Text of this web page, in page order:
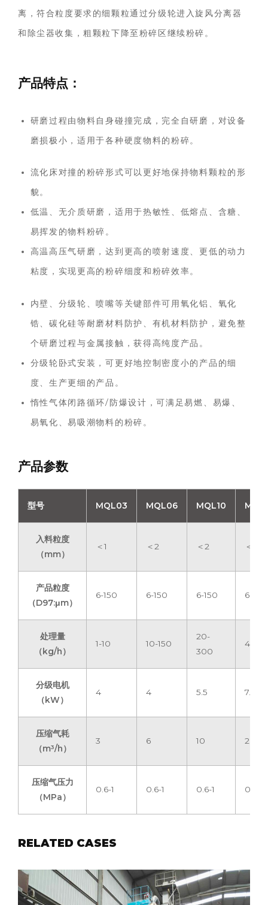
离，符合粒度要求的细颗粒通过分级轮进入旋风分离器
和除尘器收集，粗颗粒下降至粉碎区继续粉碎。
产品特点：
研磨过程由物料自身碰撞完成，完全自研磨，对设备
磨损极小，适用于各种硬度物料的粉碎。
流化床对撞的粉碎形式可以更好地保持物料颗粒的形
貌。
低温、无介质研磨，适用于热敏性、低熔点、含糖、
易挥发的物料粉碎。
高温高压气研磨，达到更高的喷射速度、更低的动力
粘度，实现更高的粉碎细度和粉碎效率。
内壁、分级轮、喷嘴等关键部件可用氧化铝、氧化
锆、碳化硅等耐磨材料防护、有机材料防护，避免整
个研磨过程与金属接触，获得高纯度产品。
分级轮卧式安装，可更好地控制密度小的产品的细
度、生产更细的产品。
惰性气体闭路循环/防爆设计，可满足易燃、易爆、
易氧化、易吸潮物料的粉碎。
产品参数
型号 MQL03 MQL06 MQL10
入料粒度
（mm）
＜1 ＜2 ＜2 ＜3
产品粒度
（D97:μm）
6-150 6-150 6-150 6-150
处理量
（kg/h）
1-10 10-150
20-
300
40-
分级电机
（kW）
4 4 5.5 7.5
压缩气耗
（m³/h）
3 6 10 20
压缩气压力
（MPa）
0.6-1 0.6-1 0.6-1 0.6-1
RELATED CASES